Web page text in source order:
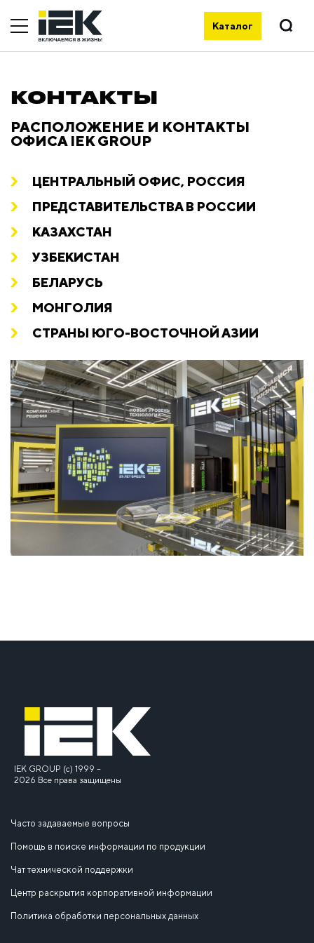
Каталог
КОНТАКТЫ
РАСПОЛОЖЕНИЕ И КОНТАКТЫ
ОФИСА IEK GROUP
ЦЕНТРАЛЬНЫЙ ОФИС, РОССИЯ
ПРЕДСТАВИТЕЛЬСТВА В РОССИИ
КАЗАХСТАН
УЗБЕКИСТАН
БЕЛАРУСЬ
МОНГОЛИЯ
СТРАНЫ ЮГО-ВОСТОЧНОЙ АЗИИ
IEK GROUP (c) 1999 –
2026 Все права защищены
Часто задаваемые вопросы
Помощь в поиске информации по продукции
Чат технической поддержки
Центр раскрытия корпоративной информации
Политика обработки персональных данных